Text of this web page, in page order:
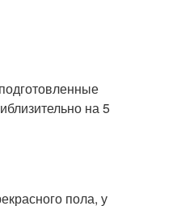
на 5
пола, у